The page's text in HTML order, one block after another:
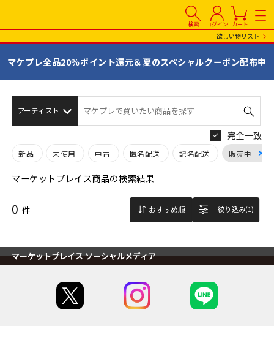
検索 ログイン カート
欲しい物リスト
マケプレ全品20％ポイント還元＆夏のスペシャルクーポン配布中
マケプレで買いたい商品を探す
完全一致
新品 未使用 中古 匿名配送 記名配送 販売中
マーケットプレイス商品の検索結果
0 件 おすすめ順 絞り込み(1)
マーケットプレイス ソーシャルメディア